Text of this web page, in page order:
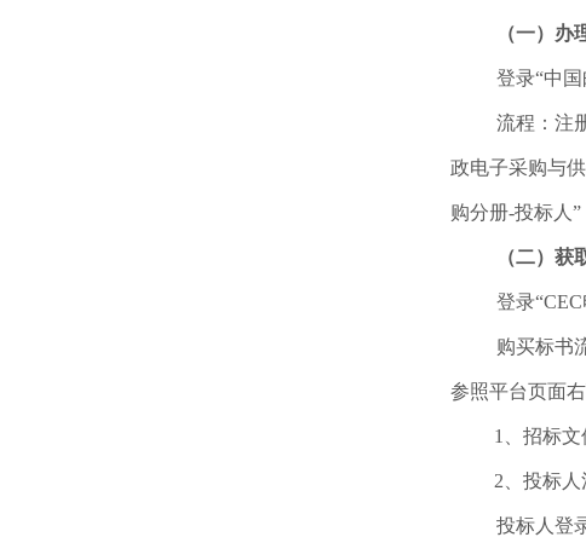
（一）办
登录“中
流程：注
政电子采购与
购分册-投标人 ”
（二）获
登录
购买标书
参照平台页面
1、招标文
2、投标人
投标人登